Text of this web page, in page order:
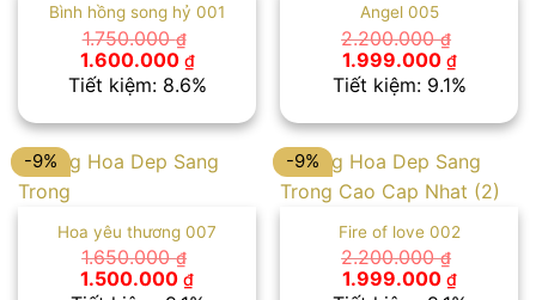
Bình hồng song hỷ 001
1.750.000₫
Giá
gốc
là:
1.600.000 ₫Giá
hiện
tại
1.600.000 ₫.
Tiết kiệm: 8.6%
Angel 005
2.200.000₫
Giá
gốc
là:
1.999.000 ₫Giá
hiện
tại
Tiết kiệm: 9.1%
-9%
Hoa yêu thương 007
1.650.000₫
Giá
1.500.000 ₫Giá
-9%
Fire of love 002
2.200.000₫
Giá
1.999.000 ₫Giá